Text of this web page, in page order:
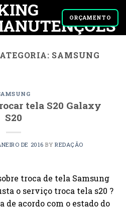
ORÇAMENTO
SAMSUNG
tela S20 Galaxy
S20
DE 2016 BYREDAÇÃO
troca de tela Samsung
o serviço troca tela s20 ?
de acordo com o estado do